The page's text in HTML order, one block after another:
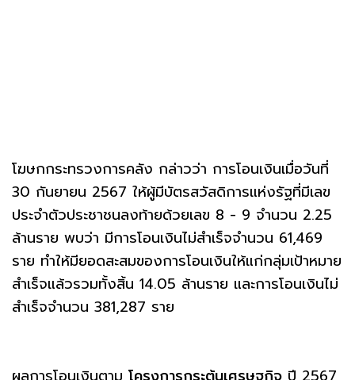
โฆษกกระทรวงการคลัง กล่าวว่า การโอนเงินเมื่อวันที่
30 กันยายน 2567 ให้ผู้มีบัตรสวัสดิการแห่งรัฐที่มีเลข
ประจำตัวประชาชนลงท้ายด้วยเลข 8 - 9 จำนวน 2.25
ล้านราย พบว่า มีการโอนเงินไม่สำเร็จจำนวน 61,469
ราย ทำให้มียอดสะสมของการโอนเงินให้แก่กลุ่มเป้าหมาย
สำเร็จแล้วรวมทั้งสิ้น 14.05 ล้านราย และการโอนเงินไม่
สำเร็จจำนวน 381,287 ราย